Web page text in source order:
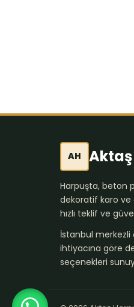
AH
Harpuşta, beton
dekoratif karo ve
hızlı teklif ve
İstanbul merkezli
ihtiyacına göre
seçenekleri